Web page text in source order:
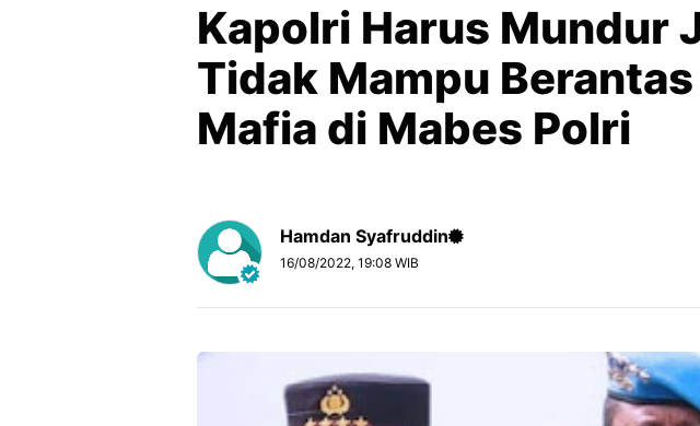
Kapolri Harus Mundur
Tidak Mampu
Mafia di Mabes Polri
Hamdan Syafruddin
16/08/2022, 19:08 WIB